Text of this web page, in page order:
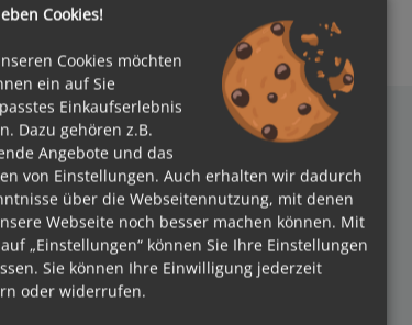
kreuzfahrten.de APP
Cookies!
Cookies möchten
ein auf Sie
Einkaufserlebnis
Dazu gehören z.B.
Angebote und das
von Einstellungen. Auch erhalten wir dadurch
über die Webseitennutzung, mit denen
Webseite noch besser machen können. Mit
„Einstellungen“ können Sie Ihre Einstellungen
Sie können Ihre Einwilligung jederzeit
oder widerrufen.